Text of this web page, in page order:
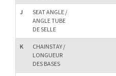
J
SEAT ANGLE /
ANGLE TUBE
DE SELLE
K
CHAINSTAY /
LONGUEUR
DES BASES